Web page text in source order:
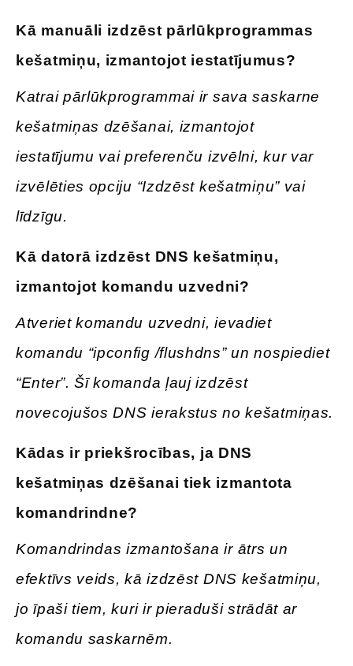
Kā manuāli izdzēst pārlūkprogrammas
kešatmiņu, izmantojot iestatījumus?
Katrai pārlūkprogrammai ir sava saskarne
kešatmiņas dzēšanai, izmantojot
iestatījumu vai preferenču izvēlni, kur var
izvēlēties opciju “Izdzēst kešatmiņu” vai
līdzīgu.
Kā datorā izdzēst DNS kešatmiņu,
izmantojot komandu uzvedni?
Atveriet komandu uzvedni, ievadiet
komandu “ipconfig /flushdns” un nospiediet
“Enter”. Šī komanda ļauj izdzēst
novecojušos DNS ierakstus no kešatmiņas.
Kādas ir priekšrocības, ja DNS
kešatmiņas dzēšanai tiek izmantota
komandrindne?
Komandrindas izmantošana ir ātrs un
efektīvs veids, kā izdzēst DNS kešatmiņu,
jo īpaši tiem, kuri ir pieraduši strādāt ar
komandu saskarnēm.